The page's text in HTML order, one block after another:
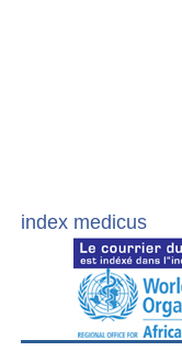
index medicus